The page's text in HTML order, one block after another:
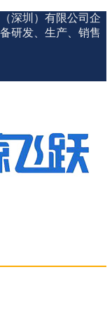
深圳）有限公司企
研发、生产、销售